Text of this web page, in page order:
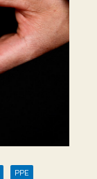
PPE